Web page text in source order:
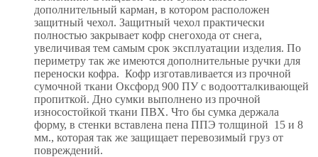
дополнительный карман, в котором расположен
защитный чехол. Защитный чехол практически
полностью закрывает кофр снегохода от снега,
увеличивая тем самым срок эксплуатации изделия. По
периметру так же имеются дополнительные ручки для
переноски кофра. Кофр изготавливается из прочной
сумочной ткани Оксфорд 900 ПУ с водоотталкивающей
пропиткой. Дно сумки выполнено из прочной
износостойкой ткани ПВХ. Что бы сумка держала
форму, в стенки вставлена пена ППЭ толщиной 15 и 8
мм., которая так же защищает перевозимый груз от
повреждений.